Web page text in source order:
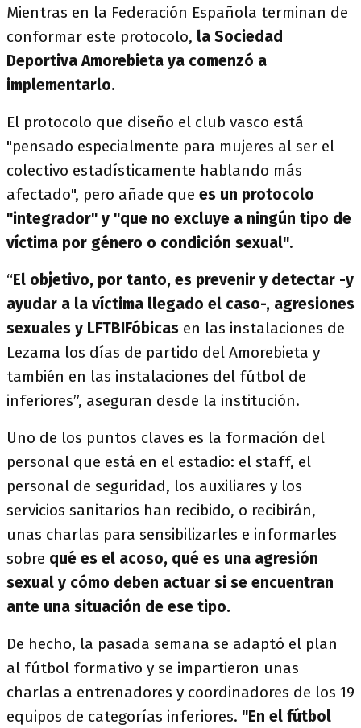
Mientras en la Federación Española terminan de
conformar este protocolo, la Sociedad
Deportiva Amorebieta ya comenzó a
implementarlo.
El protocolo que diseño el club vasco está
"pensado especialmente para mujeres al ser el
colectivo estadísticamente hablando más
afectado", pero añade que es un protocolo
"integrador" y "que no excluye a ningún tipo de
víctima por género o condición sexual".
“El objetivo, por tanto, es prevenir y detectar -y
ayudar a la víctima llegado el caso-, agresiones
sexuales y LFTBIFóbicas en las instalaciones de
Lezama los días de partido del Amorebieta y
también en las instalaciones del fútbol de
inferiores”, aseguran desde la institución.
Uno de los puntos claves es la formación del
personal que está en el estadio: el staff, el
personal de seguridad, los auxiliares y los
servicios sanitarios han recibido, o recibirán,
unas charlas para sensibilizarles e informarles
sobre qué es el acoso, qué es una agresión
sexual y cómo deben actuar si se encuentran
ante una situación de ese tipo.
De hecho, la pasada semana se adaptó el plan
al fútbol formativo y se impartieron unas
charlas a entrenadores y coordinadores de los 19
equipos de categorías inferiores. "En el fútbol